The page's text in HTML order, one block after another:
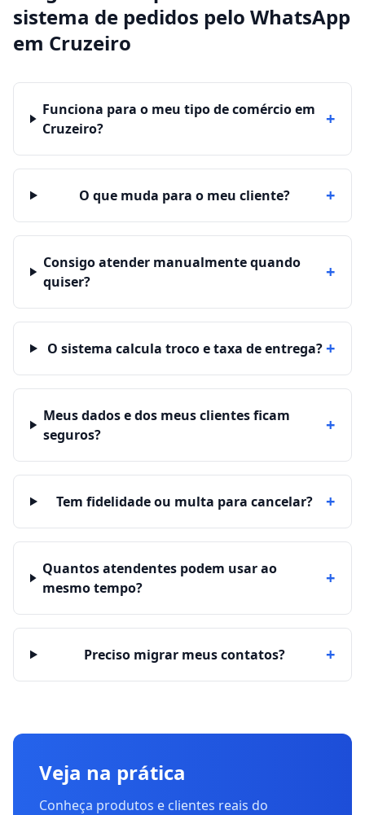
sistema de pedidos pelo WhatsApp
em Cruzeiro
Funciona para o meu tipo de comércio em
Cruzeiro?
+
O que muda para o meu cliente? +
Consigo atender manualmente quando
quiser?
+
O sistema calcula troco e taxa de entrega?+
Meus dados e dos meus clientes ficam
seguros?
+
Tem fidelidade ou multa para cancelar? +
Quantos atendentes podem usar ao
mesmo tempo?
+
Preciso migrar meus contatos? +
Veja na prática
Conheça produtos e clientes reais do